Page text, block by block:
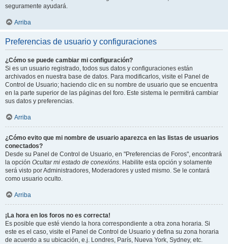
seguramente ayudará.
Arriba
Preferencias de usuario y configuraciones
¿Cómo se puede cambiar mi configuración?
Si es un usuario registrado, todos sus datos y configuraciones están
archivados en nuestra base de datos. Para modificarlos, visite el Panel de
Control de Usuario; haciendo clic en su nombre de usuario que se encuentra
en la parte superior de las páginas del foro. Este sistema le permitirá cambiar
sus datos y preferencias.
Arriba
¿Cómo evito que mi nombre de usuario aparezca en las listas de usuarios
conectados?
Desde su Panel de Control de Usuario, en "Preferencias de Foros", encontrará
la opción Ocultar mi estado de conexións. Habilite esta opción y solamente
será visto por Administradores, Moderadores y usted mismo. Se le contará
como usuario oculto.
Arriba
¡La hora en los foros no es correcta!
Es posible que esté viendo la hora correspondiente a otra zona horaria. Si
este es el caso, visite el Panel de Control de Usuario y defina su zona horaria
de acuerdo a su ubicación, e.j. Londres, París, Nueva York, Sydney, etc.